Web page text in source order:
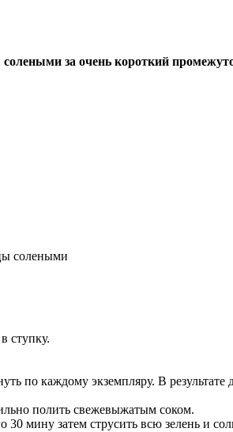
солеными за очень короткий
солеными
ступку.
по каждому экземпляру. В
полить свежевыжатым соком.
мину затем струсить всю зелень и